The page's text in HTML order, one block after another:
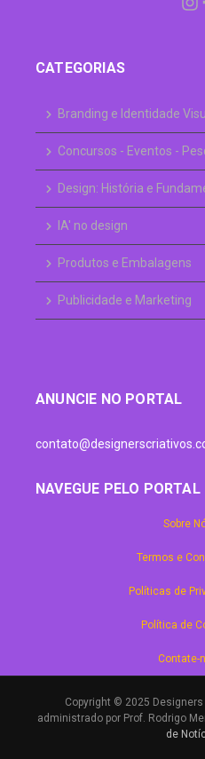
CATEGORIAS
Branding e Identidade
Concursos - Eventos -
Design: História e
IA' no design
Produtos e Embalagens
Publicidade e Marketing
ANUNCIE NO PORTAL
NAVEGUE PELO PORTAL
Sobre
Termos e
Políticas de
Política de
Contate-
Copyright © 2025
administrado por Prof. Rodrigo
de